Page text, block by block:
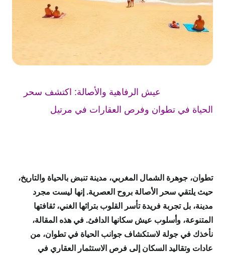
عيش الرفاهية والأصالة: اكتشف سحر
الحياة في تطوان وفرص العقارات في مرتيل
تطوان، جوهرة الشمال المغربي، مدينة تنبض بالحياة والتاريخ،
حيث يلتقي سحر الأصالة بروح العصرية. إنها ليست مجرد
مدينة، بل تجربة فريدة تأسر القلوب بتراثها الغني، ثقافتها
المتنوعة، وأسلوب عيش سكانها الدافئ. في هذه المقالة،
نأخذك في جولة لاستكشاف جوانب الحياة في تطوان، من
عادات وتقاليد السكان إلى فرص الاستثمار العقاري في